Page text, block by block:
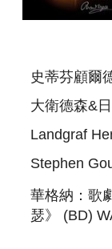
史蒂芬顧爾
大衛德森&
Landgraf
Stephen
華格納：歌
瑟》 (BD)